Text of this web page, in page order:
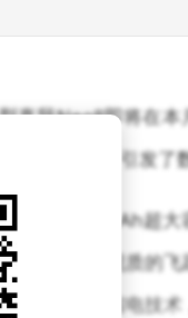
真我Neo8即将在
破性升级，引发了
配合8000mAh超
能力上实现质的飞
配合智能省电技